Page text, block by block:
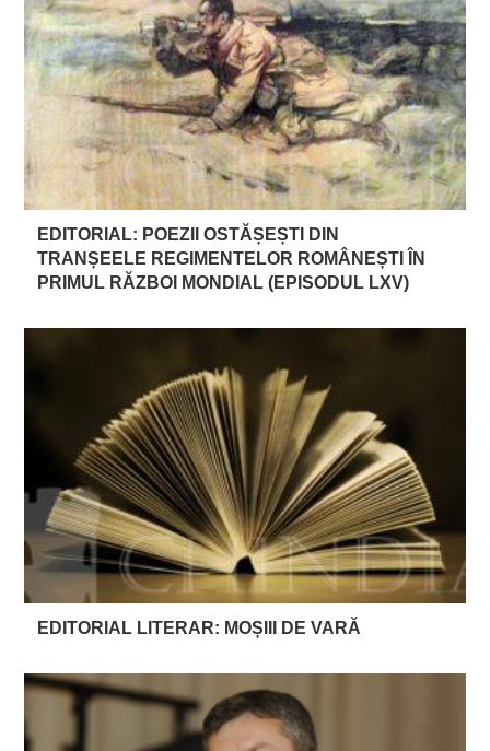
EDITORIAL: POEZII OSTĂȘEȘTI DIN
TRANȘEELE REGIMENTELOR ROMÂNEȘTI ÎN
PRIMUL RĂZBOI MONDIAL (EPISODUL LXV)
EDITORIAL LITERAR: MOȘIII DE VARĂ